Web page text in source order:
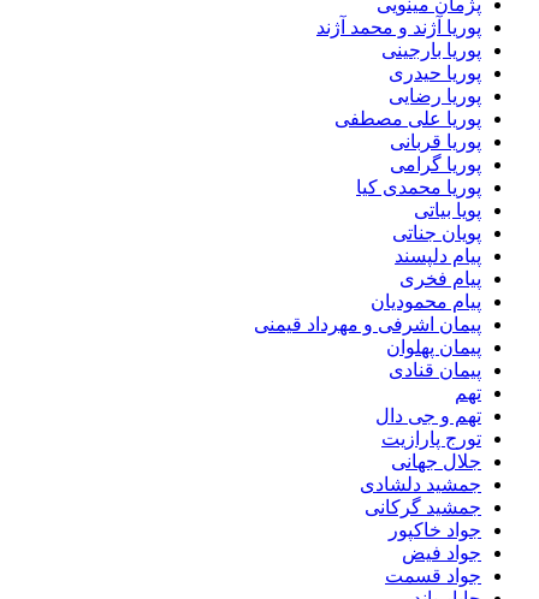
پژمان مینویی
پوریا آژند و محمد آژند
پوریا بارجینی
پوریا حیدری
پوریا رضایی
پوریا علی مصطفی
پوریا قربانی
پوریا گرامی
پوریا محمدی کیا
پویا بیاتی
پویان جناتی
پیام دلپسند
پیام فخری
پیام محمودیان
پیمان اشرفی و مهرداد قیمنی
پیمان پهلوان
پیمان قنادی
تهم
تهم و جی دال
تورج پارازیت
جلال جهانی
جمشید دلشادی
جمشید گرکانی
جواد خاکپور
جواد فیض
جواد قسمت